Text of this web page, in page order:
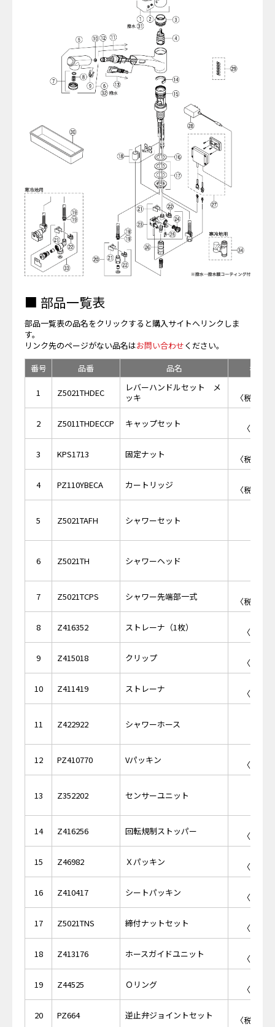
■ 部品一覧表
部品一覧表の品名をクリックすると購入サイトへリンクしま
す。
リンク先のページがない品名はお問い合わせください。
番号
品番 品名 希望
1 Z5021THDEC
レバーハンドルセット メ
ッキ
〈税抜価
2 Z5011THDECCP キャップセット
〈税抜
3 KPS1713 固定ナット
〈税抜価
4 PZ110YBECA カートリッジ
〈税抜価
5 Z5021TAFH シャワーセット
6 Z5021TH シャワーヘッド
7 Z5021TCPS シャワー先端部一式
〈税抜価
8 Z416352 ストレーナ（1枚）
〈税抜
9 Z415018 クリップ
〈税抜
10 Z411419 ストレーナ
〈税抜
11 Z422922 シャワーホース
12 PZ410770 Vパッキン
〈税抜
13 Z352202 センサーユニット
14 Z416256 回転規制ストッパー
〈税抜
15 Z46982 Ｘパッキン
〈税抜
16 Z410417 シートパッキン
〈税抜
17 Z5021TNS 締付ナットセット
〈税抜
18 Z413176 ホースガイドユニット
〈税抜
19 Z44525 Ｏリング
〈税抜
20 PZ664 逆止弁ジョイントセット
〈税抜価